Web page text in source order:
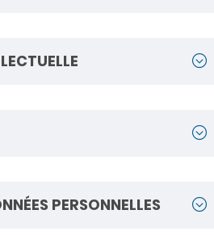
PERSONNELLES